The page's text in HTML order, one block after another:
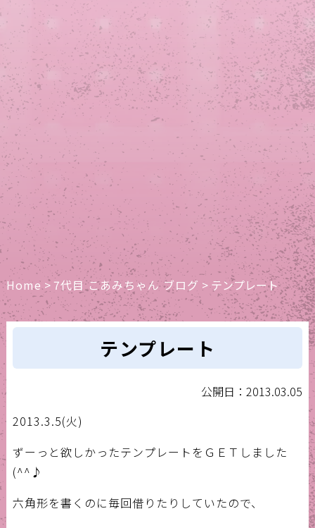
Home> 7代目 こあみちゃん ブログ > テンプレート
テンプレート
公開日：2013.03.05
2013.3.5(火)
ずーっと欲しかったテンプレートをＧＥＴしました
(^^♪
六角形を書くのに毎回借りたりしていたので、